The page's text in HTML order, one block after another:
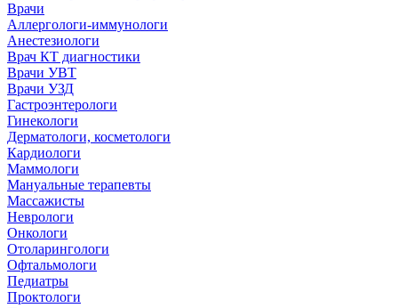
Врачи
Аллергологи-иммунологи
Анестезиологи
Врач КТ диагностики
Врачи УВТ
Врачи УЗД
Гастроэнтерологи
Гинекологи
Дерматологи, косметологи
Кардиологи
Маммологи
Мануальные терапевты
Массажисты
Неврологи
Онкологи
Отоларингологи
Офтальмологи
Педиатры
Проктологи